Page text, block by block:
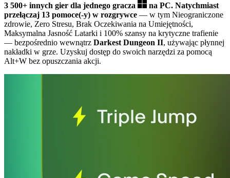
3 500+ innych gier dla jednego gracza
na PC. Natychmiast
przełączaj 13 pomoce(-y) w rozgrywce — w tym Nieograniczone
zdrowie, Zero Stresu, Brak Oczekiwania na Umiejętności,
Maksymalna Jasność Latarki i 100% szansy na krytyczne trafienie
— bezpośrednio wewnątrz Darkest Dungeon II, używając płynnej
nakładki w grze. Uzyskuj dostęp do swoich narzędzi za pomocą
Alt+W bez opuszczania akcji.